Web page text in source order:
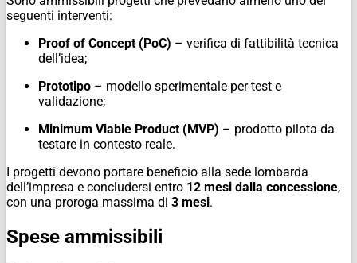
seguenti interventi:
Proof of Concept (PoC) – verifica di fattibilità tecnica
dell’idea;
Prototipo – modello sperimentale per test e
validazione;
Minimum Viable Product (MVP) – prodotto pilota da
testare in contesto reale.
I progetti devono portare beneficio alla sede lombarda
dell’impresa e concludersi entro 12 mesi dalla concessione,
con una proroga massima di 3 mesi.
Spese ammissibili